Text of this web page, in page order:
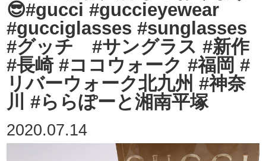
😎#gucci #guccieyewear
#gucciglasses #sunglasses
#グッチ #サングラス #新作
#長崎 #ココウォーク #福岡 #
リバーウォーク北九州 #神奈
川 #ららぽーと湘南平塚
2020.07.14